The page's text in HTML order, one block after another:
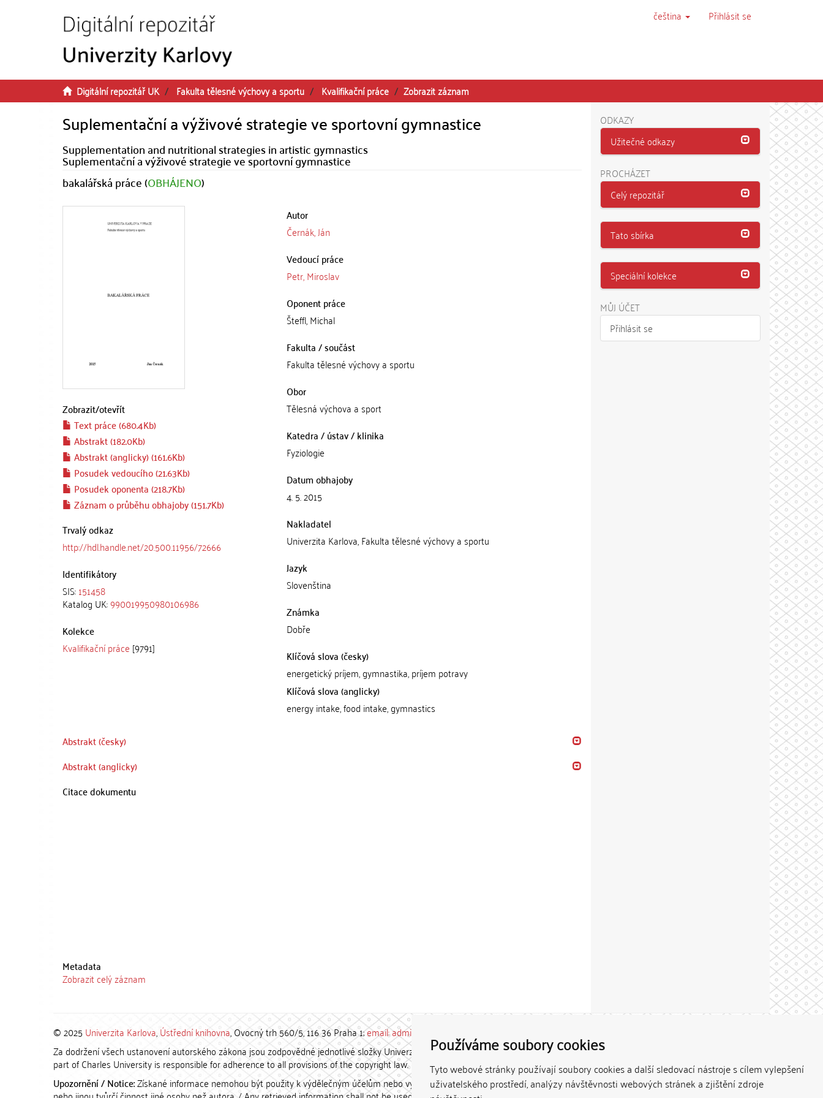
Používáme soubory cookies
Tyto webové stránky používají soubory cookies a další sledovací nástroje s cílem vylepšení
uživatelského prostředí, analýzy návštěvnosti webových stránek a zjištění zdroje
čeština Přihlásit se
Digitální repozitář UK Fakulta tělesné výchovy a sportu Kvalifikační práce Zobrazit záznam
Suplementační a výživové strategie ve sportovní gymnastice
Supplementation and nutritional strategies in artistic gymnastics
Suplementační a výživové strategie ve sportovní gymnastice
bakalářská práce (OBHÁJENO)
Zobrazit/otevřít
Text práce (680.4Kb)
Abstrakt (182.0Kb)
Abstrakt (anglicky) (161.6Kb)
Posudek vedoucího (21.63Kb)
Posudek oponenta (218.7Kb)
Záznam o průběhu obhajoby (151.7Kb)
Trvalý odkaz
http://hdl.handle.net/20.500.11956/72666
Identifikátory
SIS:151458
Katalog UK:990019950980106986
Kolekce
Kvalifikační práce [9791]
Autor
Černák, Ján
Vedoucí práce
Petr, Miroslav
Oponent práce
Šteffl, Michal
Fakulta / součást
Fakulta tělesné výchovy a sportu
Obor
Tělesná výchova a sport
Katedra / ústav / klinika
Fyziologie
Datum obhajoby
4. 5. 2015
Nakladatel
Univerzita Karlova, Fakulta tělesné výchovy a sportu
Jazyk
Slovenština
Známka
Dobře
Klíčová slova (česky)
energetický príjem, gymnastika, príjem potravy
Klíčová slova (anglicky)
energy intake, food intake, gymnastics
Abstrakt (česky)
Abstrakt (anglicky)
Citace dokumentu
Metadata
Zobrazit celý záznam
ODKAZY
Užitečné odkazy
PROCHÁZET
Celý repozitář
Tato sbírka
Speciální kolekce
MŮJ ÚČET
Přihlásit se
© 2025 Univerzita Karlova,Ústřední knihovna, Ovocný trh 560/5, 116 36 Praha 1;email: admin-repozitar [at] cuni.cz
Za dodržení všech ustanovení autorského zákona jsou zodpovědné jednotlivé složky Univerzity Karlovy. / Each constituent
part of Charles University is responsible for adherence to all provisions of the copyright law.
Upozornění / Notice:Získané informace nemohou být použity k výdělečným účelům nebo vydávány za studijní, vědeckou